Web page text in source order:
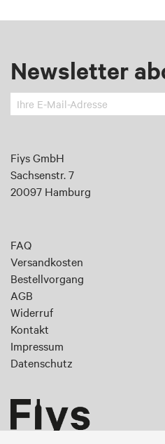
Newsletter
Melden
Sie
an
für
unseren
Newsletter:
Fiys GmbH
Sachsenstr. 7
20097 Hamburg
FAQ
Versandkosten
Bestellvorgang
AGB
Widerruf
Kontakt
Impressum
Datenschutz